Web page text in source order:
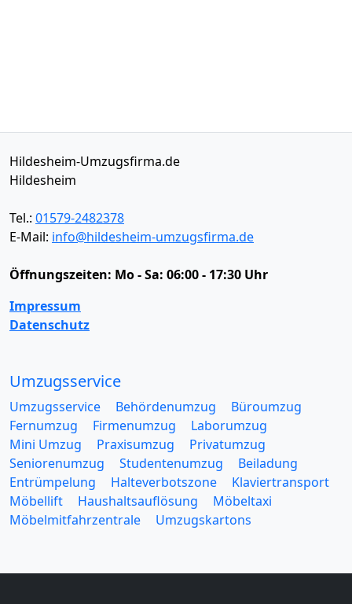
Hildesheim-Umzugsfirma.de
Hildesheim
Tel.: 01579-2482378
E-Mail: info@hildesheim-umzugsfirma.de
Öffnungszeiten: Mo - Sa: 06:00 - 17:30 Uhr
Impressum
Datenschutz
Umzugsservice
Umzugsservice Behördenumzug
Büroumzug
Fernumzug
Firmenumzug
Laborumzug
Mini Umzug
Praxisumzug
Privatumzug
Seniorenumzug
Studentenumzug
Beiladung
Entrümpelung
Halteverbotszone
Klaviertransport
Möbellift
Haushaltsauflösung
Möbeltaxi
Möbelmitfahrzentrale
Umzugskartons